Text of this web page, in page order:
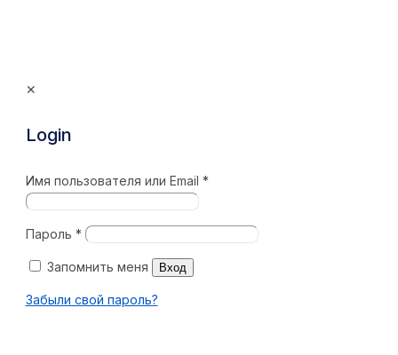
✕
Login
Имя пользователя или Email *
Пароль *
Запомнить меня Вход
Забыли свой пароль?